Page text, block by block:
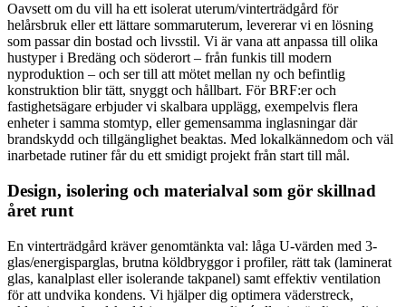
Oavsett om du vill ha ett isolerat uterum/vinterträdgård för
helårsbruk eller ett lättare sommaruterum, levererar vi en lösning
som passar din bostad och livsstil. Vi är vana att anpassa till olika
hustyper i Bredäng och söderort – från funkis till modern
nyproduktion – och ser till att mötet mellan ny och befintlig
konstruktion blir tätt, snyggt och hållbart. För BRF:er och
fastighetsägare erbjuder vi skalbara upplägg, exempelvis flera
enheter i samma stomtyp, eller gemensamma inglasningar där
brandskydd och tillgänglighet beaktas. Med lokalkännedom och väl
inarbetade rutiner får du ett smidigt projekt från start till mål.
Design, isolering och materialval som gör skillnad
året runt
En vinterträdgård kräver genomtänkta val: låga U-värden med 3-
glas/energisparglas, brutna köldbryggor i profiler, rätt tak (laminerat
glas, kanalplast eller isolerande takpanel) samt effektiv ventilation
för att undvika kondens. Vi hjälper dig optimera väderstreck,